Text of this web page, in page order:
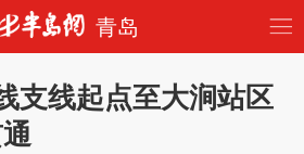
青岛
支线起点至大涧站区